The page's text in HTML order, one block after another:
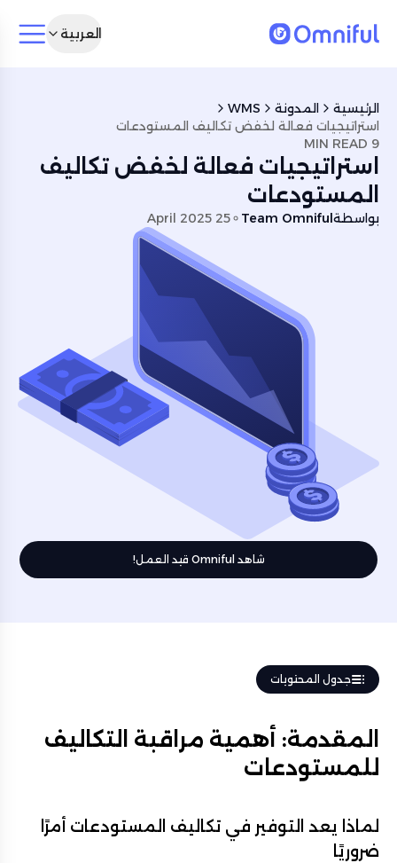
العربية
الرئيسية المدونة
WMS
استراتيجيات فعالة لخفض تكاليف المستودعات
9 MIN READ
استراتيجيات فعالة لخفض تكاليف
المستودعات
بواسطةTeam Omniful
25 April 2025
شاهد Omniful قيد العمل!
جدول المحتويات
المقدمة: أهمية مراقبة التكاليف
للمستودعات
لماذا يعد التوفير في تكاليف المستودعات أمرًا
ضروريًا